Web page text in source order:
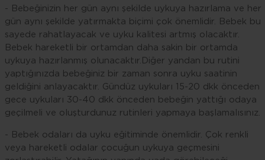
- Bebeğinizin her gün aynı şekilde uykuya hazırlama ve her
gün aynı şekilde yatırmakta biçimi çok önemlidir. Bebek bu
sayede rahatlayacak ve uyku kalitesi artmış olacaktır.
Bebek hareketli bir ortamdan daha sakin bir ortamda
uykuya hazırlanmış olunacaktır.Diğer yandan bu rutini
yaptığınızda bebeğiniz bir zaman sonra uyku saatinin
geldiğini anlayacaktır. Gündüz uykuları 15-20 dkk önceden
gece uykuları 30-40 dkk önceden bebeğin yattığı odaya
geçilmeli ve oluşturdunuz rutinleri yapmaya başlamalısınız.
- Bebek odaları da uyku eğitiminde önemlidir. Çok renkli
veya hareketli odalar çocuğun uykuya geçmesini